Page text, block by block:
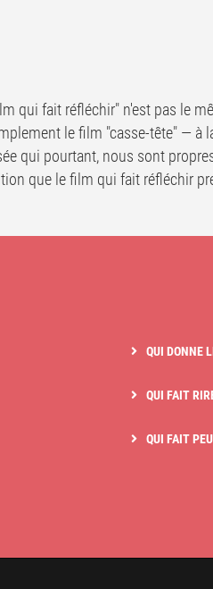
qui fait réfléchir" n'est pas le
le film "casse-tête" — à
qui pourtant, nous sont
que le film qui fait réfléchir
QUI DONNE
QUI FAIT
QUI FAIT